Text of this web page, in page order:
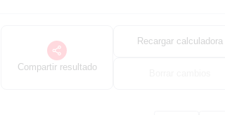
Compartir resultado
Recargar calculadora